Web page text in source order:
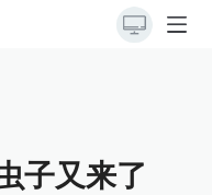
子又来了